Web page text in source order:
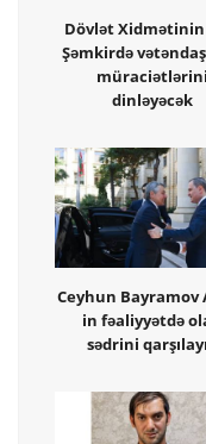
Dövlət
Şəmkirdə
müraciətlərini
dinləyəcək
Ceyhun Bayramov
in fəaliyyətdə
sədrini